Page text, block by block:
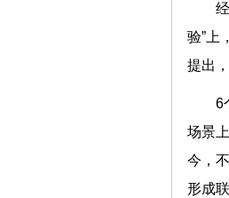
验”上
提出
6
场景
今，
形成联